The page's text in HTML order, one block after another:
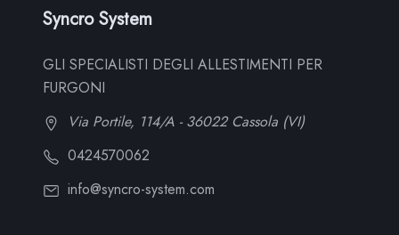
Syncro System
GLI SPECIALISTI DEGLI ALLESTIMENTI PER
FURGONI
Via Portile, 114/A - 36022 Cassola (VI)
0424570062
info@syncro-system.com